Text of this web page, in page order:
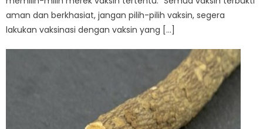
aman dan berkhasiat, jangan pilih-pilih vaksin, segera
lakukan vaksinasi dengan vaksin yang […]